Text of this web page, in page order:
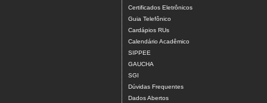
Certificados Eletrônicos
Guia Telefônico
Cardápios RUs
Calendário Acadêmico
SIPPEE
GAUCHA
SGI
Dúvidas Frequentes
Dados Abertos